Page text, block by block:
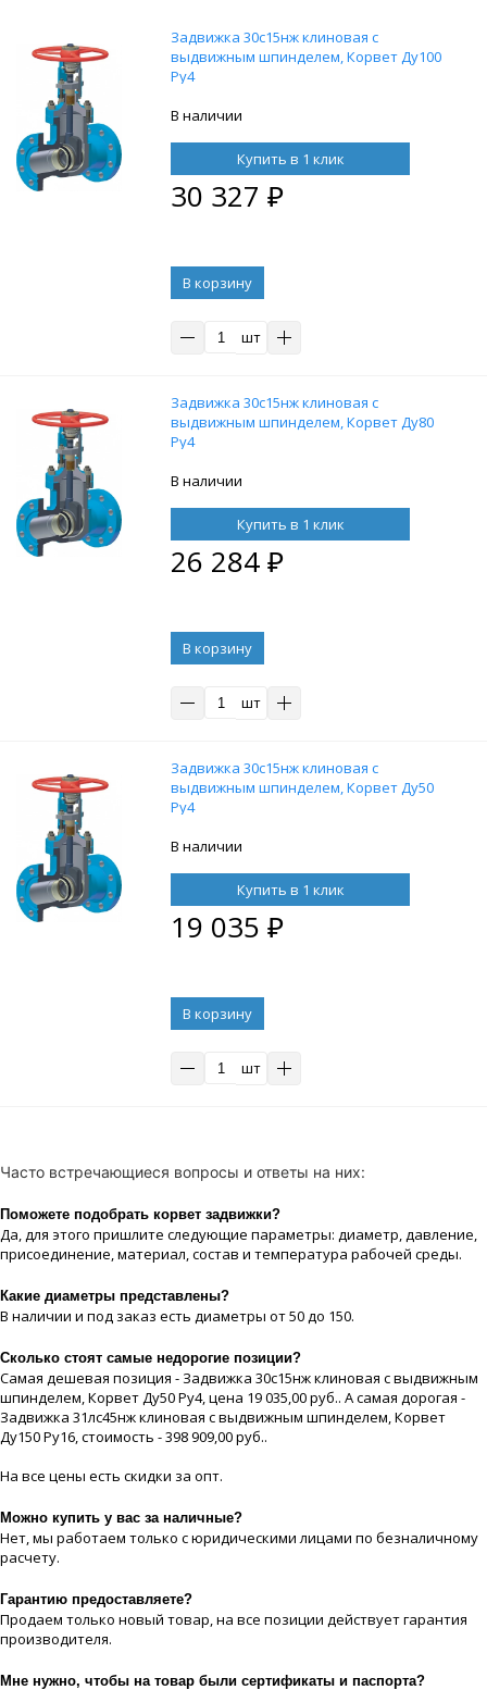
Задвижка 30с15нж клиновая с
выдвижным шпинделем, Корвет Ду100
Ру4
В наличии
Купить в 1 клик
30 327 ₽
В корзину
шт
Задвижка 30с15нж клиновая с
выдвижным шпинделем, Корвет Ду80
Ру4
В наличии
Купить в 1 клик
26 284₽
В корзину
шт
Задвижка 30с15нж клиновая с
выдвижным шпинделем, Корвет Ду50
Ру4
В наличии
Купить в 1 клик
19 035 ₽
В корзину
шт
Часто встречающиеся вопросы и ответы на них:
Поможете подобрать корвет задвижки?
Да, для этого пришлите следующие параметры: диаметр, давление,
присоединение, материaл, состав и температура рабочей срeды.
Какие диaметры представлены?
В наличии и под заказ есть диaметры от 50 до 150.
Сколько стоят самые недорогие позиции?
Самая дешевая позиция - Задвижка 30с15нж клиновая с выдвижным
шпинделем, Корвет Ду50 Ру4, цeна 19 035,00 руб.. А самая дорогая -
Задвижка 31лс45нж клиновая с выдвижным шпинделем, Корвет
Ду150 Ру16, стоимость - 398 909,00 руб..
На все цeны есть скидки за опт.
Можно купить у вас за наличные?
Нет, мы работаем только с юридическими лицами по безналичному
расчету.
Гарантию предоставляете?
Продаем только новый товар, на все позиции действует гарантия
производителя.
Мне нужно, чтобы на товар были сертификаты и паспорта?